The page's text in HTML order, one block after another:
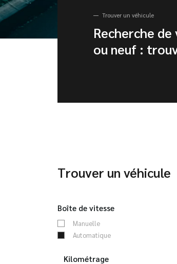
Trouver un véhicule
Recherche de
ou neuf :
Trouver un véhicule
Boîte de vitesse
Manuelle
Automatique
Kilométrage